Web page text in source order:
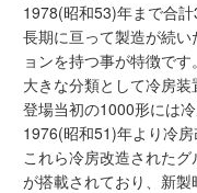
お問い合せ
ログイン/マイページ
お気に入りリスト
1978(昭和53)年まで合計
長期に亘って製造が続
ョンを持つ事が特徴です。
大きな分類として冷房装
登場当初の1000形には
1976(昭和51)年より冷房
これら冷房改造された
が搭載されており、新